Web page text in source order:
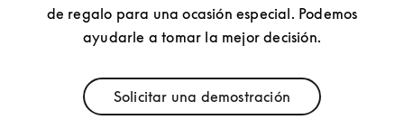
de regalo para una ocasión especial. Podemos
ayudarle a tomar la mejor decisión.
Solicitar una demostración
Link Opens in New Tab